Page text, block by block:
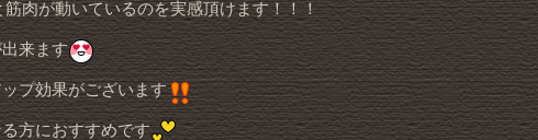
肉が動いているのを実感頂けます！！！
来ます
プ効果がございます
方におすすめです